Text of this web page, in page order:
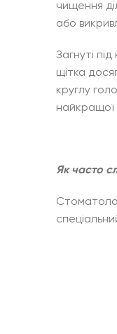
чищення
або
Загнуті
щітка
круглу
найкращої
Як часто